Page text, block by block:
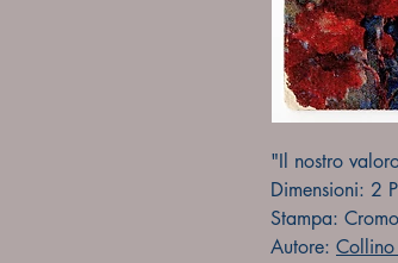
"Il nostro
Dimensioni: 2
Stampa:
Autore: